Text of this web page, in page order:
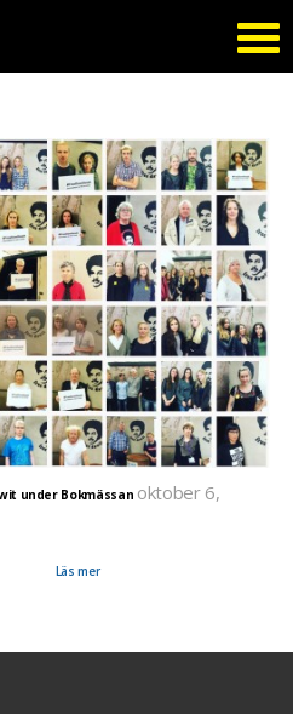
under Bokmässan oktober 6,
Läs mer